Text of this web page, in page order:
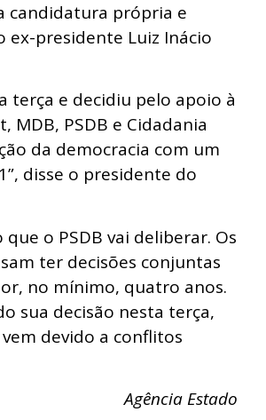
candidatura própria e
presidente Luiz Inácio
terça e decidiu pelo apoio à
MDB, PSDB e Cidadania
da democracia com um
disse o presidente do
o PSDB vai deliberar. Os
ter decisões conjuntas
no mínimo, quatro anos.
sua decisão nesta terça,
devido a conflitos
Agência Estado